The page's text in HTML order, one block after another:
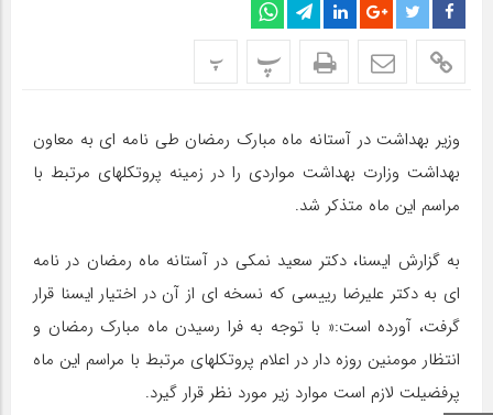
پ پ
وزیر بهداشت در آستانه ماه مبارک رمضان طی نامه ای به معاون
بهداشت وزارت بهداشت مواردی را در زمینه پروتکلهای مرتبط با
مراسم این ماه متذکر شد.
به گزارش ایسنا، دکتر سعید نمکی در آستانه ماه رمضان در نامه
ای به دکتر علیرضا رییسی که نسخه ای از آن در اختیار ایسنا قرار
گرفت، آورده است:« با توجه به فرا رسیدن ماه مبارک رمضان و
انتظار مومنین روزه­ دار در اعلام پروتکل­های مرتبط با مراسم این ماه
پرفضیلت لازم است موارد زیر مورد نظر قرار گیرد.